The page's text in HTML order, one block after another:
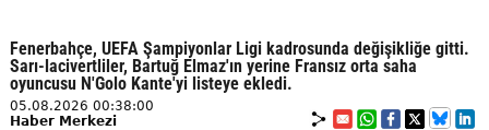
Fenerbahçe, UEFA Şampiyonlar Ligi kadrosunda değişikliğe gitti.
Sarı-lacivertliler, Bartuğ Elmaz'ın yerine Fransız orta saha
oyuncusu N'Golo Kante'yi listeye ekledi.
05.08.2026 00:38:00
Haber Merkezi